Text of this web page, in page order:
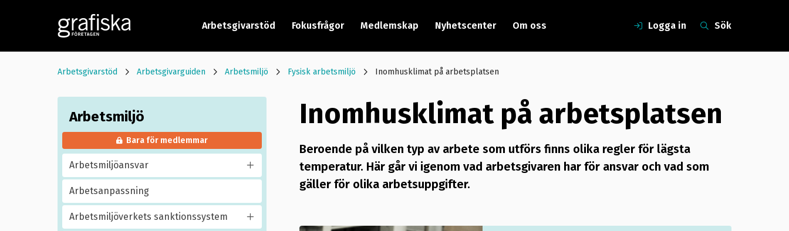
Arbetsgivarstöd Fokusfrågor Medlemskap Nyhetscenter Om oss Logga in Sök
Arbetsgivarstöd Arbetsgivarguiden Arbetsmiljö Fysisk arbetsmiljö Inomhusklimat på arbetsplatsen
Arbetsmiljö
Bara för medlemmar
Arbetsmiljöansvar
Arbetsanpassning
Arbetsmiljöverkets sanktionssystem
Inomhusklimat på arbetsplatsen
Beroende på vilken typ av arbete som utförs finns olika regler för lägsta
temperatur. Här går vi igenom vad arbetsgivaren har för ansvar och vad som
gäller för olika arbetsuppgifter.